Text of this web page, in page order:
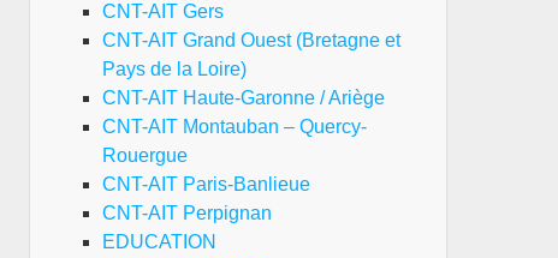
CNT-AIT Gers
CNT-AIT Grand Ouest (Bretagne et
Pays de la Loire)
CNT-AIT Haute-Garonne / Ariège
CNT-AIT Montauban – Quercy-
Rouergue
CNT-AIT Paris-Banlieue
CNT-AIT Perpignan
EDUCATION